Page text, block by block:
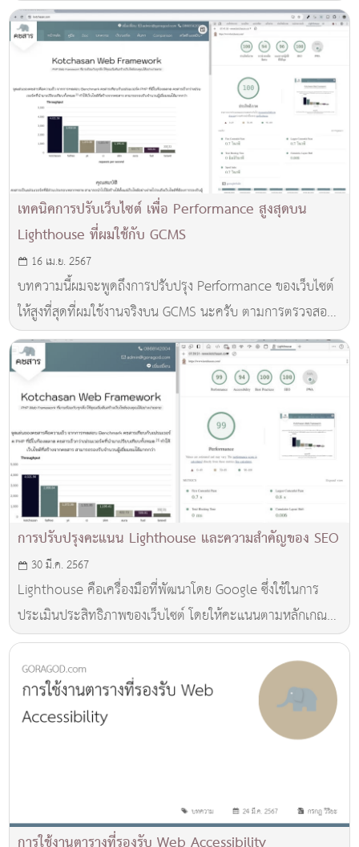
เทคนิคการปรับเว็บไซต์ เพื่อ Performance สูงสุดบน
Lighthouse ที่ผมใช้กับ GCMS
16 เม.ย. 2567
บทความนี้ผมจะพูดถึงการปรับปรุง Performance ของเว็บไซต์
ให้สูงที่สุดที่ผมใช้งานจริงบน GCMS นะครับ ตามการตรวจสอบ
ด้วย Lighthouse
การปรับปรุงคะแนน Lighthouse และความสำคัญของ SEO
30 มี.ค. 2567
Lighthouse คือเครื่องมือที่พัฒนาโดย Google ซึ่งใช้ในการ
ประเมินประสิทธิภาพของเว็บไซต์ โดยให้คะแนนตามหลักเกณฑ์
ต่างๆ เช่น ประสิทธิภาพของการโหลดหน้าเว็บ
(performance)、การใช้งาน (accessibility)、คุณภาพของ
ส่วนแสดงผล (best practices) และการทำ SEO (search
engine o